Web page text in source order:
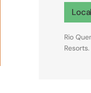
Local
Rio
Resorts.